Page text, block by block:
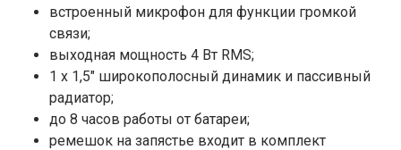
встроенный микрофон для функции громкой
связи;
выходная мощность 4 Вт RMS;
1 x 1,5″ широкополосный динамик и пассивный
радиатор;
до 8 часов работы от батареи;
ремешок на запястье входит в комплект